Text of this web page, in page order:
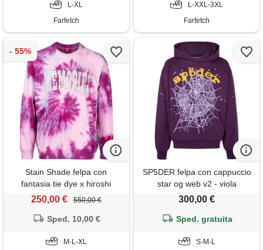
L-XL
Farfetch
L-XXL-3XL
Farfetch
Stain Shade felpa con
fantasia tie dye x hiroshi
fujiwara - rosa
250,00 € 550,00 €
Sped. 10,00 €
M-L-XL
SP5DER felpa con cappuccio
star og web v2 - viola
300,00 €
Sped. gratuita
S-M-L